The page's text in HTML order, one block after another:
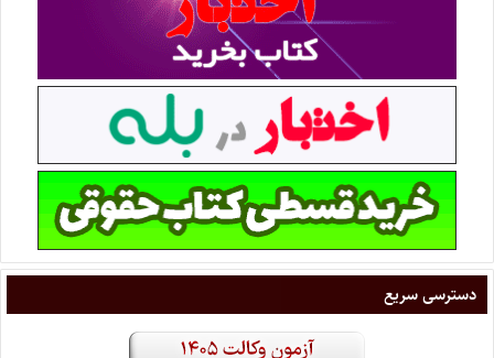
دسترسی سریع